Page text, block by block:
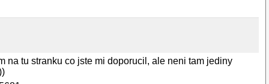
na tu stranku co jste mi doporucil, ale neni tam jediny